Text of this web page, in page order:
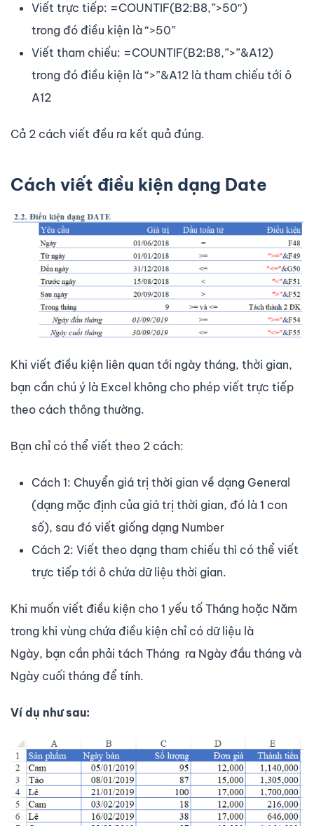
Viết trực tiếp: =COUNTIF(B2:B8,”>50″)
trong đó điều kiện là “>50”
Viết tham chiếu: =COUNTIF(B2:B8,”>”&A12)
trong đó điều kiện là “>”&A12 là tham chiếu tới ô
A12
Cả 2 cách viết đều ra kết quả đúng.
Cách viết điều kiện dạng Date
Khi viết điều kiện liên quan tới ngày tháng, thời gian,
bạn cần chú ý là Excel không cho phép viết trực tiếp
theo cách thông thường.
Bạn chỉ có thể viết theo 2 cách:
Cách 1: Chuyển giá trị thời gian về dạng General
(dạng mặc định của giá trị thời gian, đó là 1 con
số), sau đó viết giống dạng Number
Cách 2: Viết theo dạng tham chiếu thì có thể viết
trực tiếp tới ô chứa dữ liệu thời gian.
Khi muốn viết điều kiện cho 1 yếu tố Tháng hoặc Năm
trong khi vùng chứa điều kiện chỉ có dữ liệu là
Ngày, bạn cần phải tách Tháng ra Ngày đầu tháng và
Ngày cuối tháng để tính.
Ví dụ như sau: